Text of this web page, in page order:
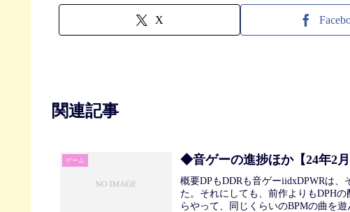
X
関連記事
ゲーム ◆音ゲーの進捗ほか【24年2月
概要DPもDDRも音ゲーiidxDPWRは
た。それにしても、前作よりもDPH
らやって、同じくらいのBPMの曲を遊